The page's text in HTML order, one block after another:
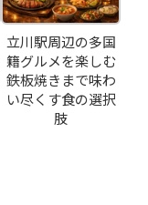
立川駅周辺の多国
籍グルメを楽しむ
鉄板焼きまで味わ
い尽くす食の選択
肢